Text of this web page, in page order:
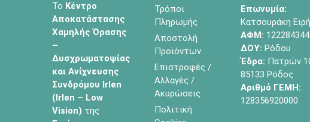
Το Κέντρο
Αποκατάστασης
Χαμηλής Όρασης
–
Δυσχρωματοψίας
και Ανίχνευσης
Συνδρόμου Irlen
(Irlen – Low
Vision) της
Τρόποι
Πληρωμής
Αποστολή
Προϊόντων
Επιστροφές /
Αλλαγές /
Ακυρώσεις
Πολιτική
Επωνυμία:
Κατσουράκη
ΑΦΜ: 122284344
ΔΟΥ: Ρόδου
Έδρα: Πατρών
85133 Ρόδος
Αριθμό ΓΕΜΗ:
128356920000